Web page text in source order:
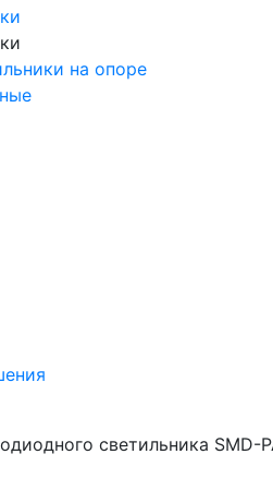
на опоре
светильника SMD-